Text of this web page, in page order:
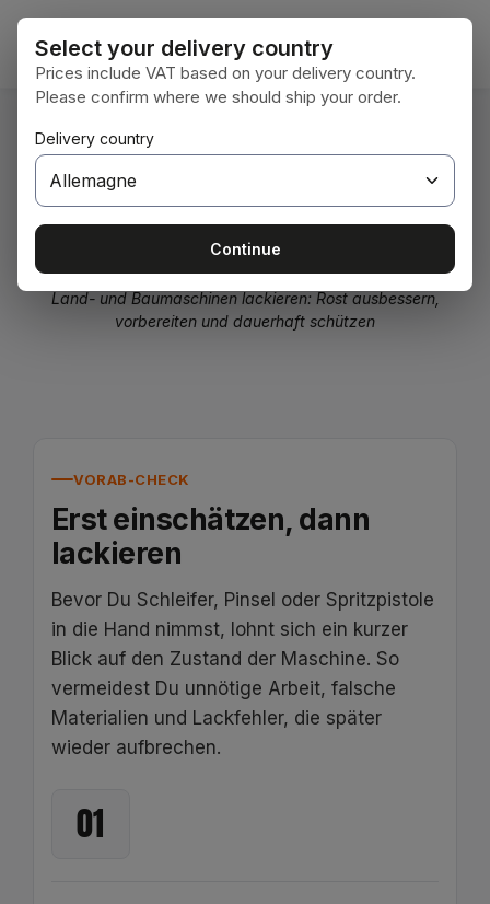
Passer au contenu principal
Vous êtes ici : Accueil
Praxis-Ratgeber für Landtechnik &
Baumaschinen
Land- und Baumaschinen lackieren: Rost ausbessern,
vorbereiten und dauerhaft schützen
VORAB-CHECK
Erst einschätzen, dann
lackieren
Bevor Du Schleifer, Pinsel oder Spritzpistole
in die Hand nimmst, lohnt sich ein kurzer
Blick auf den Zustand der Maschine. So
vermeidest Du unnötige Arbeit, falsche
Materialien und Lackfehler, die später
wieder aufbrechen.
01
Select your delivery country
Prices include VAT based on your delivery country.
Please confirm where we should ship your order.
Delivery country
Continue